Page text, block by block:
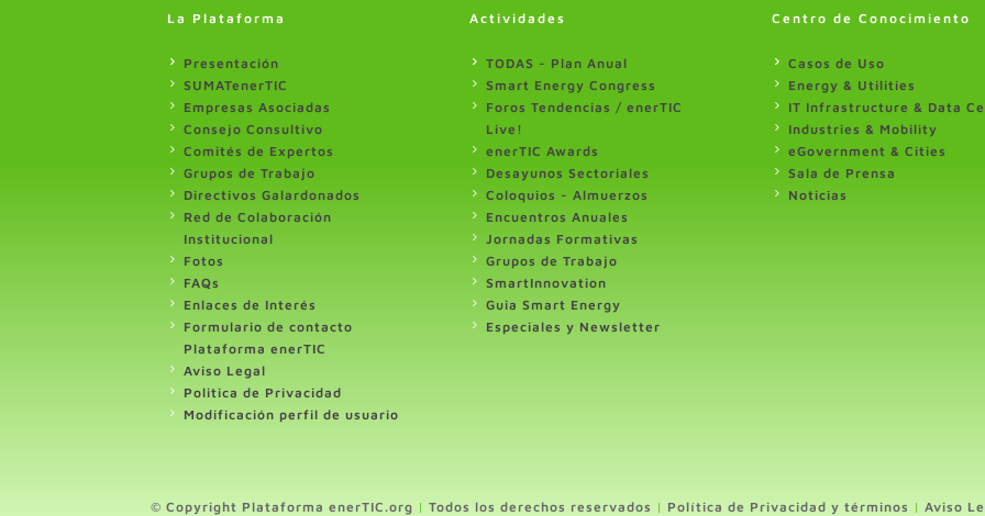
La Plataforma
Presentación
SUMATenerTIC
Empresas Asociadas
Consejo Consultivo
Comités de Expertos
Grupos de Trabajo
Directivos Galardonados
Red de Colaboración
Institucional
Fotos
FAQs
Enlaces de Interés
Formulario de contacto
Plataforma enerTIC
Aviso Legal
Politica de Privacidad
Modificación perfil de usuario
Actividades
TODAS - Plan Anual
Smart Energy Congress
Foros Tendencias / enerTIC
Live!
enerTIC Awards
Desayunos Sectoriales
Coloquios - Almuerzos
Encuentros Anuales
Jornadas Formativas
Grupos de Trabajo
SmartInnovation
Guia Smart Energy
Especiales y Newsletter
Centro de Conocimiento
Casos de Uso
Energy & Utilities
IT Infrastructure & Data
Industries & Mobility
eGovernment & Cities
Sala de Prensa
Noticias
© Copyright Plataforma enerTIC.org | Todos los derechos reservados | Política de Privacidad y términos | Aviso